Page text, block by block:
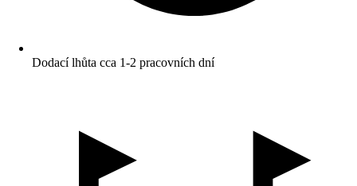
Dodací lhůta cca 1-2 pracovních dní